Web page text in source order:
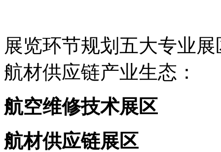
展览环节规划五大专业
航材供应链产业生态：
航空维修技术展区
航材供应链展区